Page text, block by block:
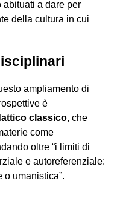
abituati a dare per
della cultura in cui
ampliamento di
è
classico, che
come
oltre “i limiti di
e autoreferenziale:
umanistica”.